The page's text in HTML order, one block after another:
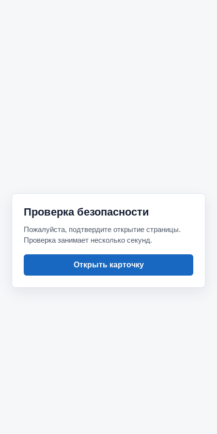
Проверка безопасности
Пожалуйста, подтвердите открытие страницы.
Проверка занимает несколько секунд.
Открыть карточку